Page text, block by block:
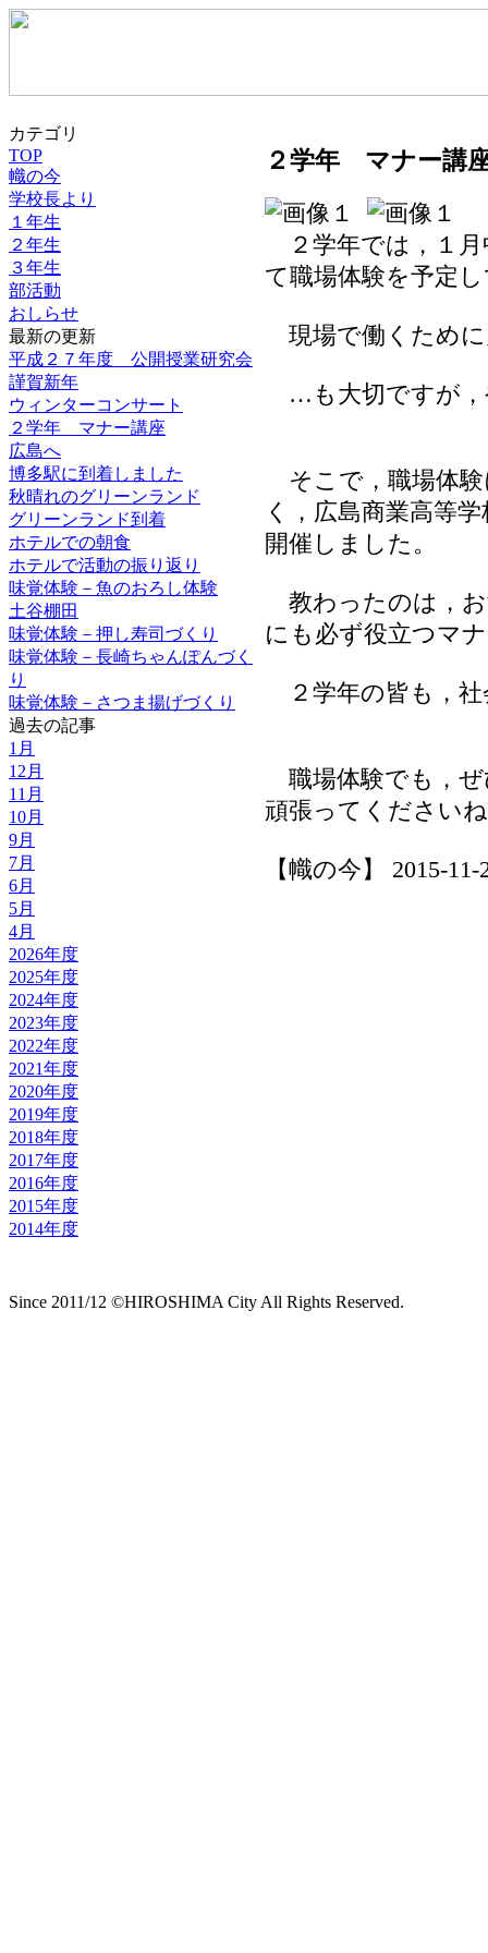
カテゴリ
TOP
幟の今
学校長より
１年生
２年生
３年生
部活動
おしらせ
最新の更新
平成２７年度 公開授業研究会
謹賀新年
ウィンターコンサート
２学年 マナー講座
広島へ
博多駅に到着しました
秋晴れのグリーンランド
グリーンランド到着
ホテルでの朝食
ホテルで活動の振り返り
味覚体験－魚のおろし体験
土谷棚田
味覚体験－押し寿司づくり
味覚体験－長崎ちゃんぽんづく
り
味覚体験－さつま揚げづくり
過去の記事
1月
12月
11月
10月
9月
7月
6月
5月
4月
2026年度
2025年度
2024年度
2023年度
2022年度
2021年度
2020年度
2019年度
2018年度
2017年度
2016年度
2015年度
2014年度
２学年 マナー講
２学年では，１月
て職場体験を予定
現場で働くために
…も大切ですが，
そこで，職場体
く，広島商業高等
開催しました。
教わったのは，お
にも必ず役立つマ
２学年の皆も，社
職場体験でも，ぜ
頑張ってください
【幟の今】 2015-11-
Since 2011/12 ©HIROSHIMA City All Rights Reserved.